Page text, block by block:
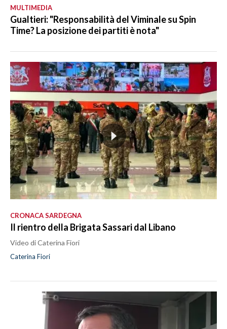
MULTIMEDIA
Gualtieri: "Responsabilità del Viminale su Spin
Time? La posizione dei partiti è nota"
CRONACA SARDEGNA
Il rientro della Brigata Sassari dal Libano
Video di Caterina Fiori
Caterina Fiori